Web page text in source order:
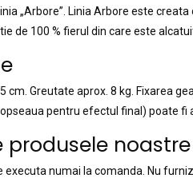
„Arbore”. Linia Arbore este
de 100 % fierul din care este
cm. Greutate aprox. 8 kg. Fixarea
pentru efectul final) poate fi
produsele noastre
executa numai la comanda. Nu